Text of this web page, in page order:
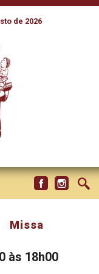
de 2026
Missa
às 18h00